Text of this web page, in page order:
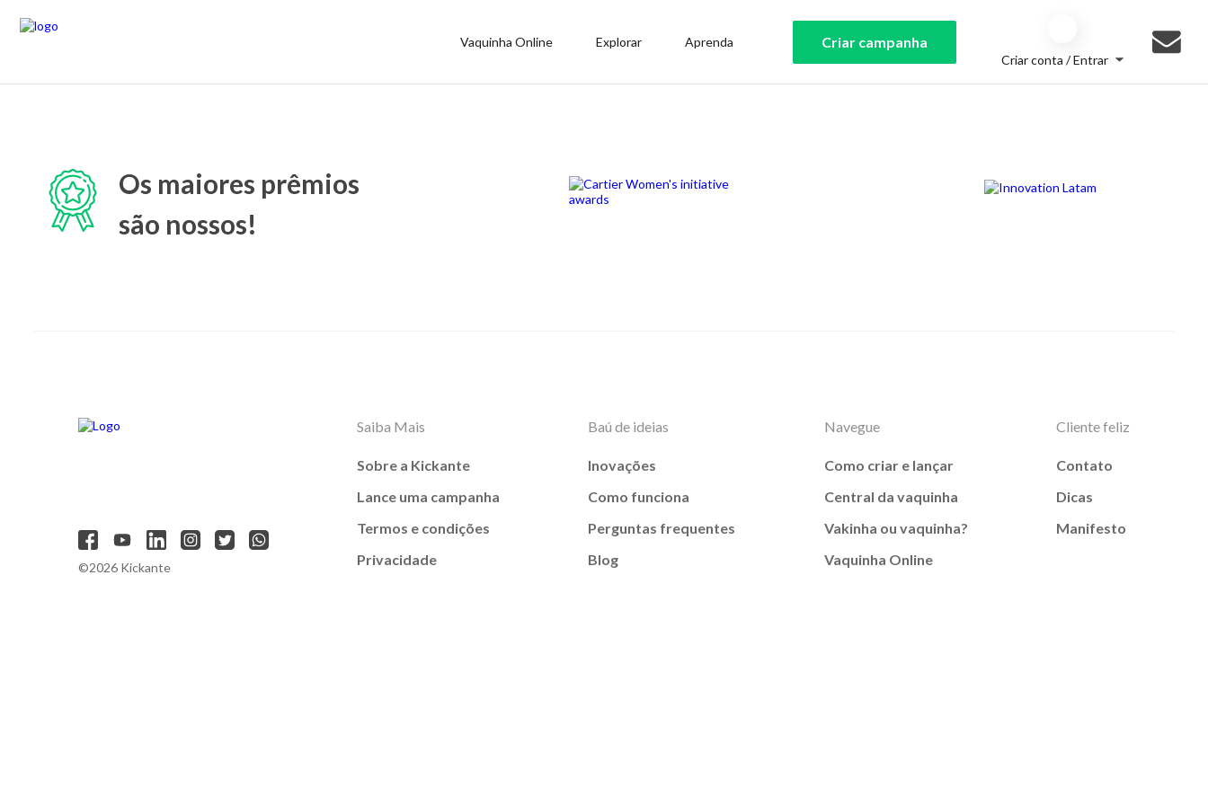
Vaquinha Online Explorar Aprenda Criar campanha
Criar conta / Entrar
Os maiores prêmios
são nossos!
©2026 Kickante
Saiba Mais
Sobre a Kickante
Lance uma campanha
Termos e condições
Privacidade
Baú de ideias
Inovações
Como funciona
Perguntas frequentes
Blog
Navegue
Como criar e lançar
Central da vaquinha
Vakinha ou vaquinha?
Vaquinha Online
Cliente feliz
Contato
Dicas
Manifesto